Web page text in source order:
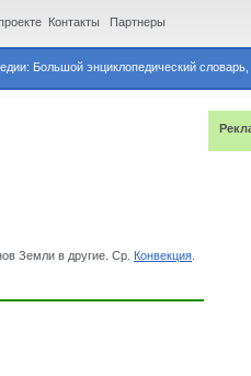
Большой энциклопедический
Контакты Партнеры
Земли в другие. Ср. Конвекция